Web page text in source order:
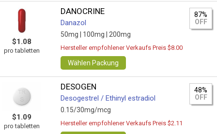
$1.08
pro tabletten
DANOCRINE
Danazol
50mg | 100mg | 200mg
87%
OFF
Hersteller empfohlener Verkaufs Preis $8.00
Wählen Packung
$1.09
pro tabletten
DESOGEN
Desogestrel / Ethinyl estradiol
0.15/30mg/mcg
48%
OFF
Hersteller empfohlener Verkaufs Preis $2.11